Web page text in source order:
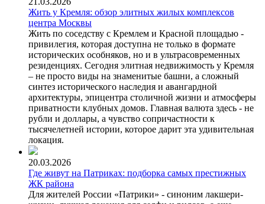
Жить у Кремля: обзор элитных жилых комплексов
центра Москвы
Жить по соседству с Кремлем и Красной площадью -
привилегия, которая доступна не только в формате
исторических особняков, но и в ультрасовременных
резиденциях. Сегодня элитная недвижимость у Кремля
– не просто виды на знаменитые башни, а сложный
синтез исторического наследия и авангардной
архитектуры, эпицентра столичной жизни и атмосферы
приватности клубных домов. Главная валюта здесь - не
рубли и доллары, а чувство сопричастности к
тысячелетней истории, которое дарит эта удивительная
локация.
20.03.2026
Где живут на Патриках: подборка самых престижных
ЖК района
Для жителей России «Патрики» - синоним лакшери-